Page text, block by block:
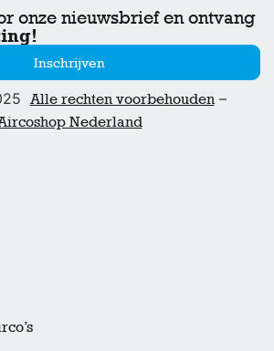
onze nieuwsbrief en ontvang
Inschrijven
Alle rechten voorbehouden –
Nederland